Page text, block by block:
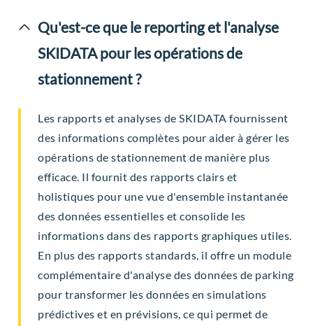
Qu'est-ce que le reporting et l'analyse
SKIDATA pour les opérations de
stationnement ?
Les rapports et analyses de SKIDATA fournissent
des informations complètes pour aider à gérer les
opérations de stationnement de manière plus
efficace. Il fournit des rapports clairs et
holistiques pour une vue d'ensemble instantanée
des données essentielles et consolide les
informations dans des rapports graphiques utiles.
En plus des rapports standards, il offre un module
complémentaire d'analyse des données de parking
pour transformer les données en simulations
prédictives et en prévisions, ce qui permet de